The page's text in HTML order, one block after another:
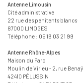
Antenne Limousin
Cité administrative
22 rue des pénitents blancs
87000 LIMOGES
Téléphone : 05 19 03 21 99
Antenne Rhône-Alpes
Maison du Parc
Moulin de Virieu - 2, rue Benaÿ
42410 PÉLUSSIN